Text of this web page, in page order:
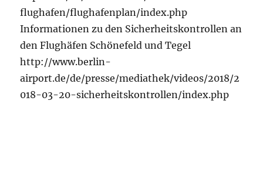
flughafen/flughafenplan/index.php
Informationen zu den Sicherheitskontrollen an
den Flughäfen Schönefeld und Tegel
http://www.berlin-
airport.de/de/presse/mediathek/videos/2018/2
018-03-20-sicherheitskontrollen/index.php